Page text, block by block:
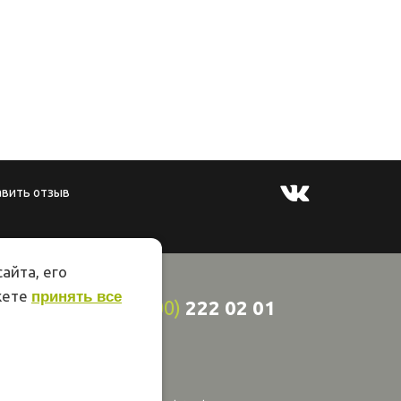
отзыв
44
(800) 222 02 01
его
принять все